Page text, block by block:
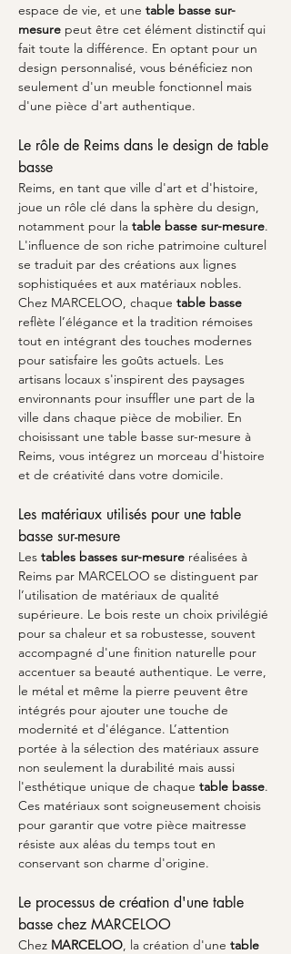
espace de vie, et une table basse sur-
mesure peut être cet élément distinctif qui
fait toute la différence. En optant pour un
design personnalisé, vous bénéficiez non
seulement d'un meuble fonctionnel mais
d'une pièce d'art authentique.
Le rôle de Reims dans le design de table
basse
Reims, en tant que ville d'art et d'histoire,
joue un rôle clé dans la sphère du design,
notamment pour la table basse sur-mesure.
L'influence de son riche patrimoine culturel
se traduit par des créations aux lignes
sophistiquées et aux matériaux nobles.
Chez MARCELOO, chaque table basse
reflète l’élégance et la tradition rémoises
tout en intégrant des touches modernes
pour satisfaire les goûts actuels. Les
artisans locaux s'inspirent des paysages
environnants pour insuffler une part de la
ville dans chaque pièce de mobilier. En
choisissant une table basse sur-mesure à
Reims, vous intégrez un morceau d'histoire
et de créativité dans votre domicile.
Les matériaux utilisés pour une table
basse sur-mesure
Les tables basses sur-mesure réalisées à
Reims par MARCELOO se distinguent par
l’utilisation de matériaux de qualité
supérieure. Le bois reste un choix privilégié
pour sa chaleur et sa robustesse, souvent
accompagné d'une finition naturelle pour
accentuer sa beauté authentique. Le verre,
le métal et même la pierre peuvent être
intégrés pour ajouter une touche de
modernité et d'élégance. L’attention
portée à la sélection des matériaux assure
non seulement la durabilité mais aussi
l'esthétique unique de chaque table basse.
Ces matériaux sont soigneusement choisis
pour garantir que votre pièce maitresse
résiste aux aléas du temps tout en
conservant son charme d'origine.
Le processus de création d'une table
basse chez MARCELOO
Chez MARCELOO, la création d'une table